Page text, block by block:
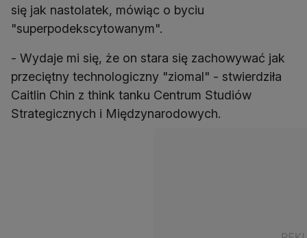
się jak nastolatek, mówiąc o byciu
"superpodekscytowanym".
- Wydaje mi się, że on stara się zachowywać jak
przeciętny technologiczny "ziomal" - stwierdziła
Caitlin Chin z think tanku Centrum Studiów
Strategicznych i Międzynarodowych.